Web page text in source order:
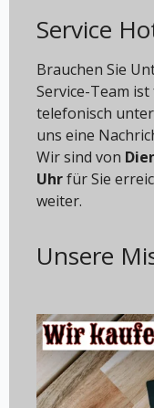
Service
Brauchen Sie
Service-Team
telefonisch unter
uns eine
Wir sind von
Uhrfür Sie
weiter.
Unsere